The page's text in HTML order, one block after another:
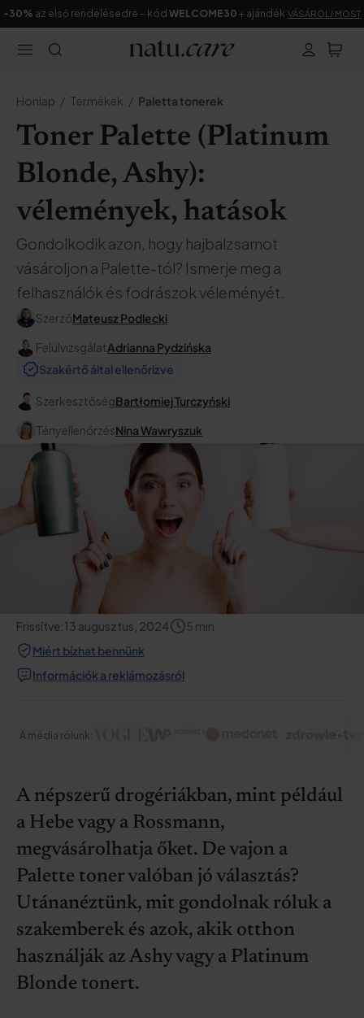
-30% az első rendelésedre – kód WELCOME30 + ajándék VÁSÁROLJ MOST
Honlap Termékek Paletta tonerek
Toner Palette (Platinum
Blonde, Ashy):
vélemények, hatások
Gondolkodik azon, hogy hajbalzsamot
vásároljon a Palette-tól? Ismerje meg a
felhasználók és fodrászok véleményét.
SzerzőMateusz Podlecki
FelülvizsgálatAdrianna Pydzińska
Szakértő által ellenőrizve
SzerkesztőségBartłomiej Turczyński
TényellenőrzésNina Wawryszuk
Frissítve:13 augusztus, 2024 5 min
Miért bízhat bennünk
Információk a reklámozásról
A média rólunk:
A népszerű drogériákban, mint például
a Hebe vagy a Rossmann,
megvásárolhatja őket. De vajon a
Palette toner valóban jó választás?
Utánanéztünk, mit gondolnak róluk a
szakemberek és azok, akik otthon
használják az Ashy vagy a Platinum
Blonde tonert.